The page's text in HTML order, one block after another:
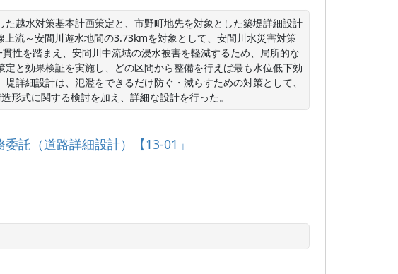
越水対策基本計画策定と、市野町地先を対象とした築堤詳細設計
上流～安間川遊水地間の3.73kmを対象として、安間川水災害対策
性を踏まえ、安間川中流域の浸水被害を軽減するため、局所的な
と効果検証を実施し、どの区間から整備を行えば最も水位低下効
詳細設計は、氾濫をできるだけ防ぐ・減らすための対策として、
形式に関する検討を加え、詳細な設計を行った。
託（道路詳細設計）【13-01」